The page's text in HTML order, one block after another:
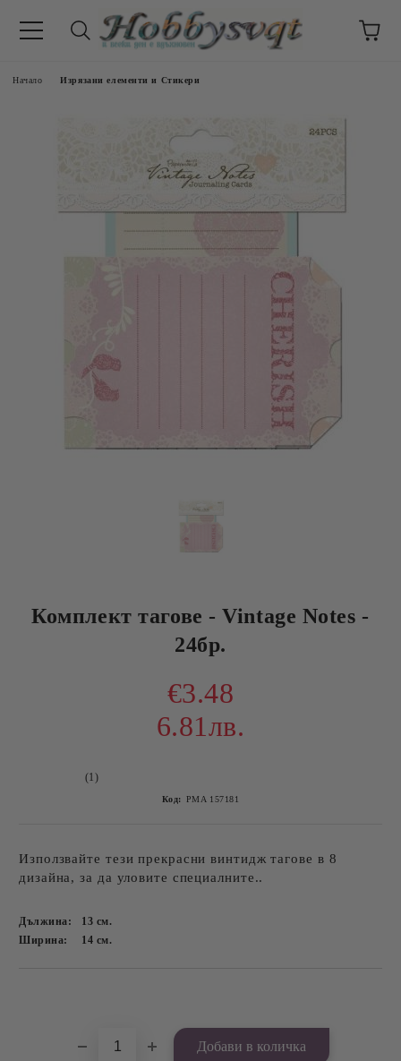
Начало Изрязани елементи и Стикери
Комплект тагове - Vintage Notes -
24бр.
€3.48
6.81лв.
(1)
Код: PMA 157181
Използвайте тези прекрасни винтидж тагове в 8
дизайна, за да уловите специалните..
Дължина: 13 см.
Ширина:
14 см.